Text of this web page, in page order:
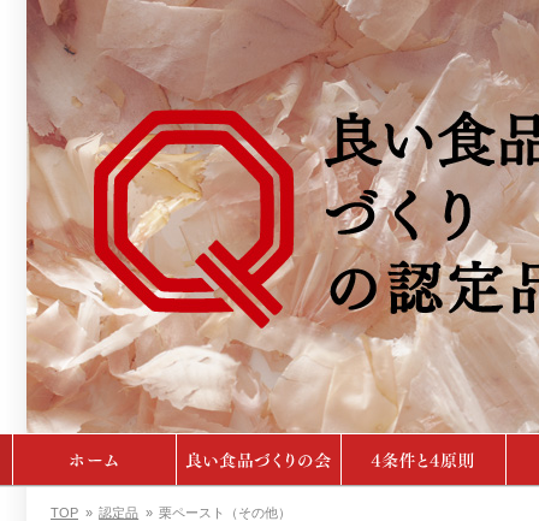
TOP » 認定品 » 栗ペースト（その他）